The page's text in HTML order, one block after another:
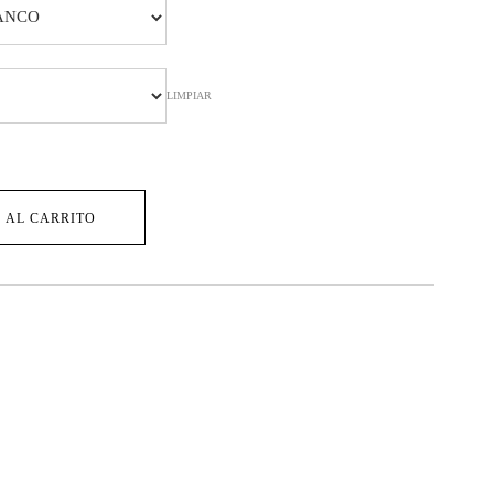
LIMPIAR
AL CARRITO